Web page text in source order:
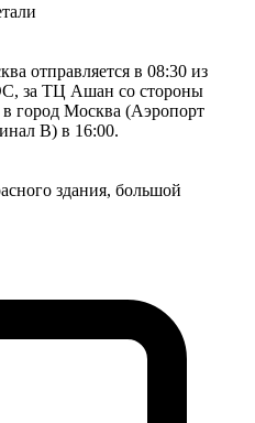
отправляется в 08:30 из
за ТЦ Ашан со стороны
город Москва (Аэропорт
В) в 16:00.
здания, большой